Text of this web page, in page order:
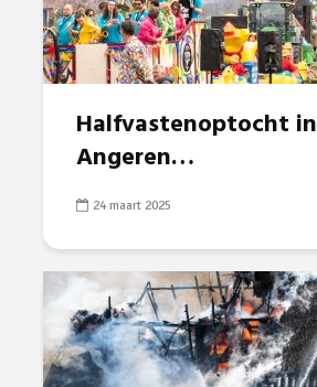
Halfvastenoptocht in
Angeren…
24 maart 2025